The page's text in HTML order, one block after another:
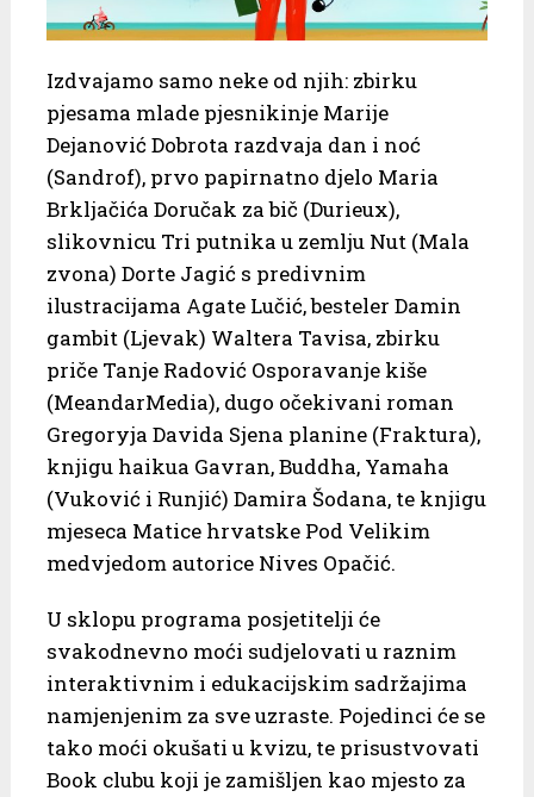
Izdvajamo samo neke od njih: zbirku
pjesama mlade pjesnikinje Marije
Dejanović Dobrota razdvaja dan i noć
(Sandrof), prvo papirnatno djelo Maria
Brkljačića Doručak za bič (Durieux),
slikovnicu Tri putnika u zemlju Nut (Mala
zvona) Dorte Jagić s predivnim
ilustracijama Agate Lučić, besteler Damin
gambit (Ljevak) Waltera Tavisa, zbirku
priče Tanje Radović Osporavanje kiše
(MeandarMedia), dugo očekivani roman
Gregoryja Davida Sjena planine (Fraktura),
knjigu haikua Gavran, Buddha, Yamaha
(Vuković i Runjić) Damira Šodana, te knjigu
mjeseca Matice hrvatske Pod Velikim
medvjedom autorice Nives Opačić.
U sklopu programa posjetitelji će
svakodnevno moći sudjelovati u raznim
interaktivnim i edukacijskim sadržajima
namjenjenim za sve uzraste. Pojedinci će se
tako moći okušati u kvizu, te prisustvovati
Book clubu koji je zamišljen kao mjesto za